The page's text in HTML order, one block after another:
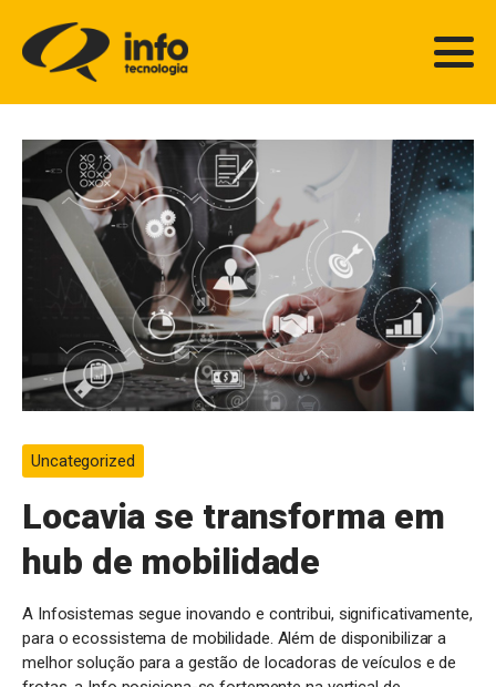
Uncategorized
Locavia se transforma em
hub de mobilidade
A Infosistemas segue inovando e contribui, significativamente,
para o ecossistema de mobilidade. Além de disponibilizar a
melhor solução para a gestão de locadoras de veículos e de